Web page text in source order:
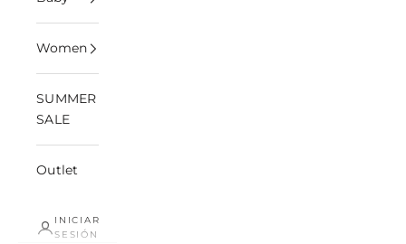
Women
SUMMER
SALE
Outlet
INICIAR
SESIÓN